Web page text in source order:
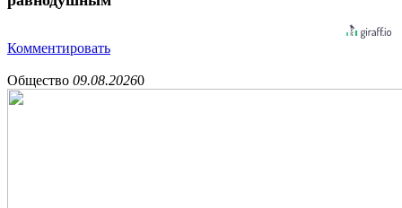
Комментировать
Общество 09.08.20260